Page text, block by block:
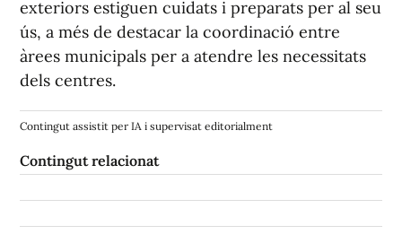
exteriors estiguen cuidats i preparats per al seu
ús, a més de destacar la coordinació entre
àrees municipals per a atendre les necessitats
dels centres.
Contingut assistit per IA i supervisat editorialment
Contingut relacionat